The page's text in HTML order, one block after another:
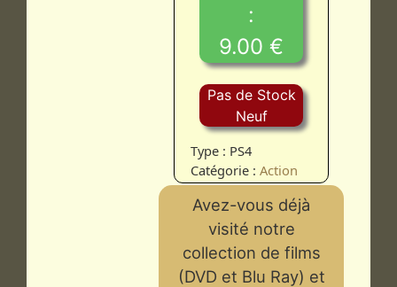
:
9.00 €
Pas de Stock
Neuf
Type : PS4
Catégorie :Action
Avez-vous déjà
visité notre
collection de films
(DVD et Blu Ray) et